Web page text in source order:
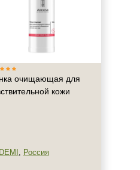
очищающая для
кожи
, Россия